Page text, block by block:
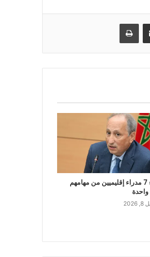
مشاركة عبر البريد طباعة
إعفاء 7 مدراء إقليميين من مهامهم